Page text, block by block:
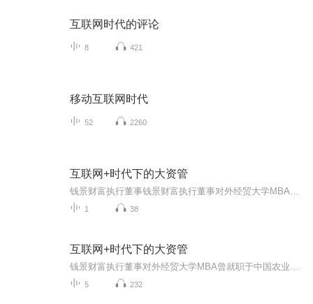
互联网时代的评论
8 421
移动互联网时代
52 2260
互联网+时代下的大资管
1 38
互联网+时代下的大资管
5 232